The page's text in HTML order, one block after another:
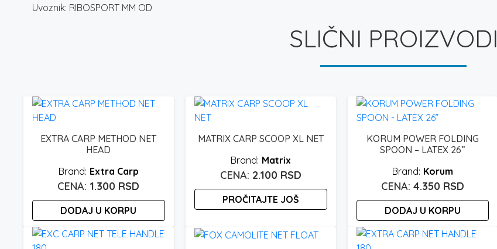
Uvoznik: RIBOSPORT MM OD
SLIČNI PROIZVODI
EXTRA CARP METHOD NET
HEAD
Extra Carp
1.300 RSD
DODAJ U KORPU
MATRIX CARP SCOOP XL NET
Matrix
2.100 RSD
PROČITAJTE JOŠ
KORUM POWER FOLDING
SPOON – LATEX 26”
Korum
4.350 RSD
DODAJ U KORPU